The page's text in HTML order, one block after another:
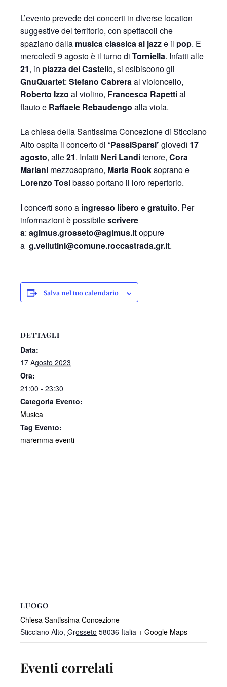
L’evento prevede dei concerti in diverse location
suggestive del territorio, con spettacoli che
spaziano dalla musica classica al jazze il pop. E
mercoledì 9 agosto è il turno di Torniella. Infatti alle
21, in piazza del Castello, si esibiscono gli
GnuQuartet: Stefano Cabreraal violoncello,
Roberto Izzo al violino, Francesca Rapettial
flauto e Raffaele Rebaudengo alla viola.
La chiesa della Santissima Concezione di Sticciano
Alto ospita il concerto di “PassiSparsi” giovedì 17
agosto, alle21. Infatti Neri Landitenore, Cora
Mariani mezzosoprano, Marta Rooksoprano e
Lorenzo Tosibasso portano il loro repertorio.
I concerti sono a ingresso libero e gratuito. Per
informazioni è possibilescrivere
a: agimus.grosseto@agimus.itoppure
a g.vellutini@comune.roccastrada.gr.it.
Salva nel tuo calendario
DETTAGLI
Data:
17 Agosto 2023
Ora:
21:00 - 23:30
Categoria Evento:
Musica
Tag Evento:
maremma eventi
LUOGO
Chiesa Santissima Concezione
Sticciano Alto, Grosseto 58036 Italia + Google Maps
Eventi correlati